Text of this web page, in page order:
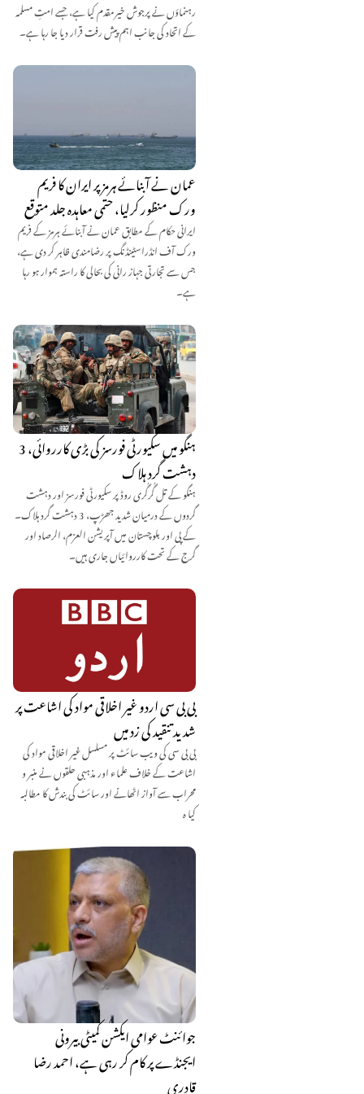
رہنماؤں نے پرجوش خیرمقدم کیا ہے، جسے امتِ مسلمہ
کے اتحاد کی جانب اہم پیش رفت قرار دیا جا رہا ہے۔
عمان نے آبنائے ہرمز پر ایران کا فریم
ورک منظور کرلیا، حتمی معاہدہ جلد متوقع
ایرانی حکام کے مطابق عمان نے آبنائے ہرمز کے فریم
ورک آف انڈراسٹینڈنگ پر رضامندی ظاہر کر دی ہے،
جس سے تجارتی جہاز رانی کی بحالی کا راستہ ہموار ہو رہا
ہے۔
ہنگو میں سکیورٹی فورسز کی بڑی کارروائی، 3
دہشت گرد ہلاک
ہنگو کے تل گُرگُری روڈ پر سکیورٹی فورسز اور دہشت
گردوں کے درمیان شدید جھڑپ، 3 دہشت گرد ہلاک۔
کے پی اور بلوچستان میں آپریشن العزم، الرصاد اور
گرج کے تحت کارروائیاں جاری ہیں۔
بی بی سی اردو غیر اخلاقی مواد کی اشاعت پر
شدید تنقید کی زد میں
بی بی سی کی ویب سائٹ پر مسلسل غیر اخلاقی مواد کی
اشاعت کے خلاف علماء اور مذہبی حلقوں نے منبر و
محراب سے آواز اٹھانے اور سائٹ کی بندش کا مطالبہ
کیا ہ
جوائنٹ عوامی ایکشن کمیٹی بیرونی
ایجنڈے پر کام کر رہی ہے، احمد رضا
قادری